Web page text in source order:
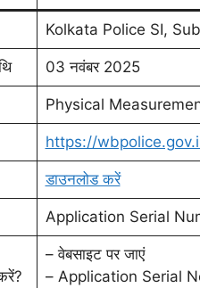
Kolkata Police SI,
03 नवंबर 2025
Physical
https://
डाउनलोड करें
Application Serial
– वेबसाइट पर जाएं
– Application Serial